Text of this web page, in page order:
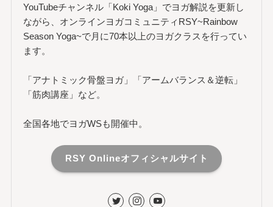
YouTubeチャンネル「Koki Yoga」でヨガ解説を更新し
ながら、オンラインヨガコミュニティRSY~Rainbow
Season Yoga~で月に70本以上のヨガクラスを行ってい
ます。
「アナトミック骨盤ヨガ」「アームバランス＆逆転」
「筋肉講座」など。
全国各地でヨガWSも開催中。
RSY Onlineオフィシャルサイト